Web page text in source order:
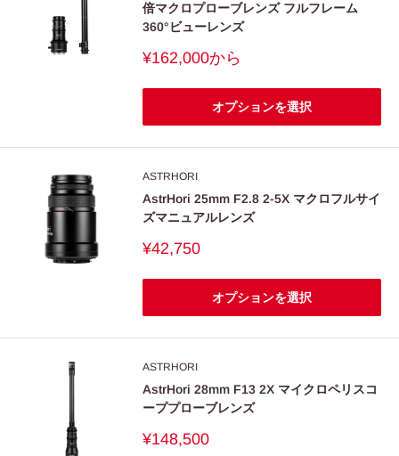
倍マクロプローブレンズ フルフレーム
360°ビューレンズ
販
価
¥162,000から
オプションを選択
ASTRHORI
AstrHori 25mm F2.8 2-5X マクロフルサイ
ズマニュアルレンズ
販
価
¥42,750
オプションを選択
ASTRHORI
AstrHori 28mm F13 2X マイクロペリスコ
ーププローブレンズ
販
¥148,500